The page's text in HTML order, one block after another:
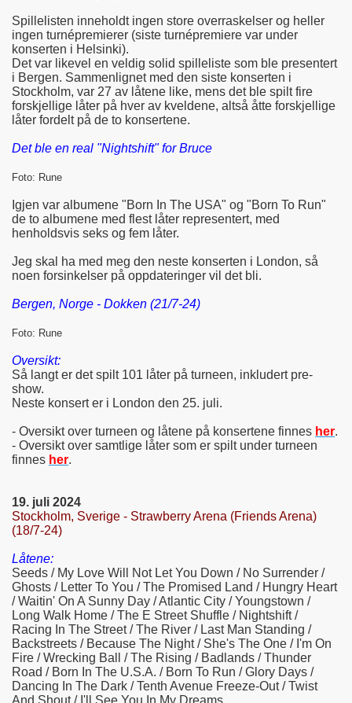
Spillelisten inneholdt ingen store overraskelser og heller
ingen turnépremierer (siste turnépremiere var under
konserten i Helsinki).
Det var likevel en veldig solid spilleliste som ble presentert
i Bergen. Sammenlignet med den siste konserten i
Stockholm, var 27 av låtene like, mens det ble spilt fire
forskjellige låter på hver av kveldene, altså åtte forskjellige
låter fordelt på de to konsertene.
Det ble en real "Nightshift" for Bruce
Foto: Rune
Igjen var albumene "Born In The USA" og "Born To Run"
de to albumene med flest låter representert, med
henholdsvis seks og fem låter.
Jeg skal ha med meg den neste konserten i London, så
noen forsinkelser på oppdateringer vil det bli.
Bergen, Norge - Dokken (21/7-24)
Foto: Rune
Oversikt:
Så langt er det spilt 101 låter på turneen, inkludert pre-
show.
Neste konsert er i London den 25. juli.
- Oversikt over turneen og låtene på konsertene finnes her.
- Oversikt over samtlige låter som er spilt under turneen
finnes her.
19. juli 2024
Stockholm, Sverige - Strawberry Arena (Friends Arena)
(18/7-24)
Låtene:
Seeds / My Love Will Not Let You Down / No Surrender /
Ghosts / Letter To You / The Promised Land / Hungry Heart
/ Waitin' On A Sunny Day / Atlantic City / Youngstown /
Long Walk Home / The E Street Shuffle / Nightshift /
Racing In The Street / The River / Last Man Standing /
Backstreets / Because The Night / She's The One / I'm On
Fire / Wrecking Ball / The Rising / Badlands / Thunder
Road / Born In The U.S.A. / Born To Run / Glory Days /
Dancing In The Dark / Tenth Avenue Freeze-Out / Twist
And Shout / I'll See You In My Dreams